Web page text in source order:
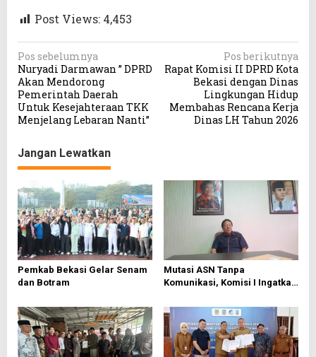
Post Views: 4,453
N
a
v
i
a
s
i
p
o
s
Pos sebelumnya
Nuryadi Darmawan ” DPRD
Akan Mendorong
Pemerintah Daerah
Untuk Kesejahteraan TKK
Menjelang Lebaran Nanti”
Pos berikutnya
Rapat Komisi II DPRD Kota
Bekasi dengan Dinas
Lingkungan Hidup
Membahas Rencana Kerja
Dinas LH Tahun 2026
Jangan Lewatkan
Pemkab Bekasi Gelar Senam
dan Botram
Mutasi ASN Tanpa
Komunikasi, Komisi I Ingatkan
Birokrasi